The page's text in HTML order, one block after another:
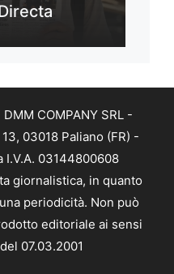
COMPANY SRL -
03018 Paliano (FR) -
I.V.A. 03144800608
giornalistica, in quanto
periodicità. Non può
editoriale ai sensi
07.03.2001